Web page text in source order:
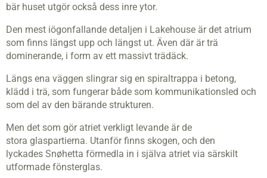
bär huset utgör också dess inre ytor.
Den mest iögonfallande detaljen i Lakehouse är det atrium
som finns längst upp och längst ut. Även där är trä
dominerande, i form av ett massivt trädäck.
Längs ena väggen slingrar sig en spiraltrappa i betong,
klädd i trä, som fungerar både som kommunikationsled och
som del av den bärande strukturen.
Men det som gör atriet verkligt levande är de
stora glaspartierna. Utanför finns skogen, och den
lyckades Snøhetta förmedla in i själva atriet via särskilt
utformade fönsterglas.